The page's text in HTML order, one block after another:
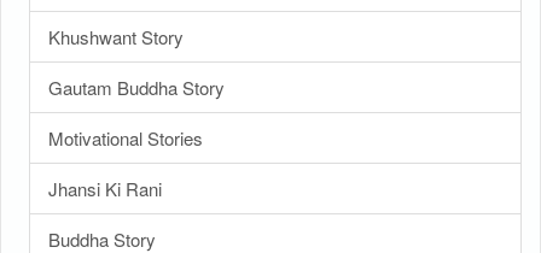
Khushwant Story
Gautam Buddha Story
Motivational Stories
Jhansi Ki Rani
Buddha Story